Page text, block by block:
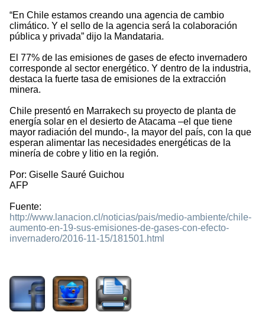
“En Chile estamos creando una agencia de cambio
climático. Y el sello de la agencia será la colaboración
pública y privada” dijo la Mandataria.
El 77% de las emisiones de gases de efecto invernadero
corresponde al sector energético. Y dentro de la industria,
destaca la fuerte tasa de emisiones de la extracción
minera.
Chile presentó en Marrakech su proyecto de planta de
energía solar en el desierto de Atacama –el que tiene
mayor radiación del mundo-, la mayor del país, con la que
esperan alimentar las necesidades energéticas de la
minería de cobre y litio en la región.
Por: Giselle Sauré Guichou
AFP
Fuente:
http://www.lanacion.cl/noticias/pais/medio-ambiente/chile-
aumento-en-19-sus-emisiones-de-gases-con-efecto-
invernadero/2016-11-15/181501.html